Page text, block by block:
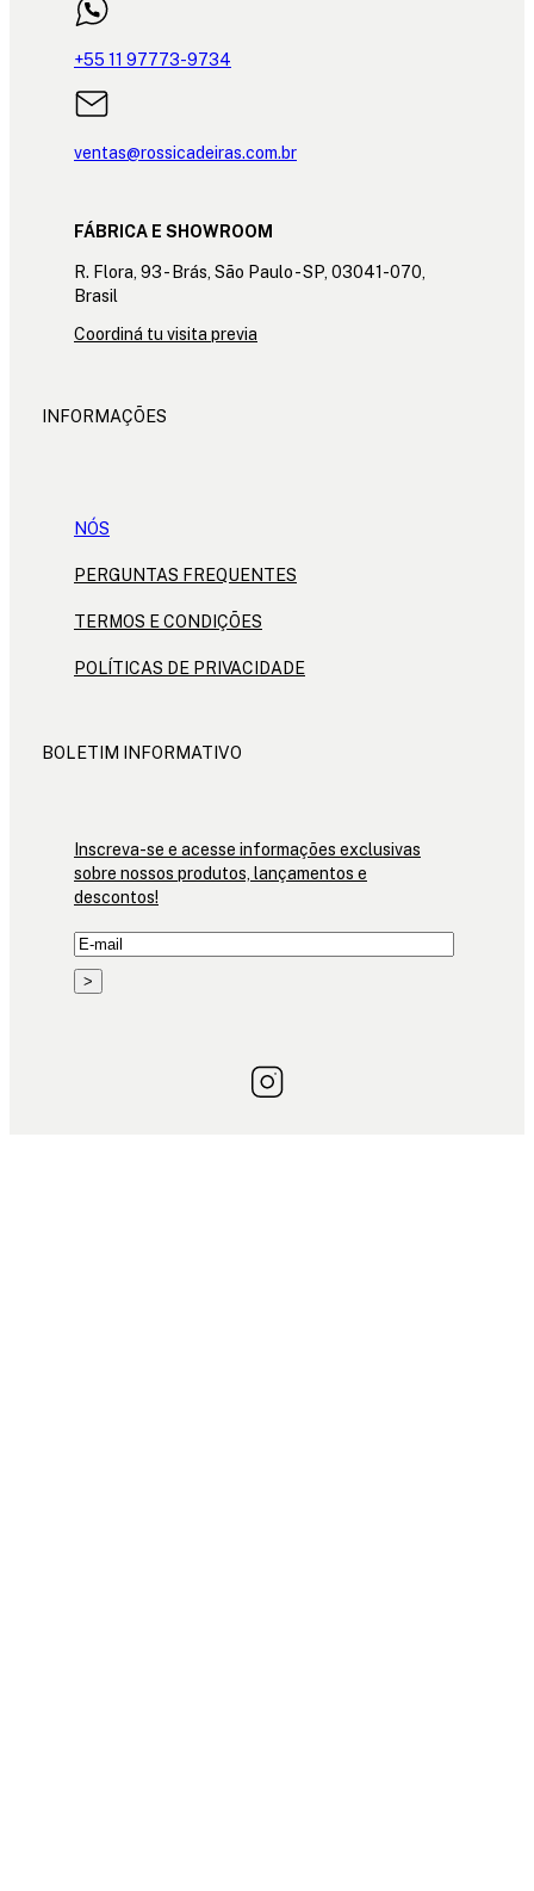
+55 11 97773-9734
ventas@rossicadeiras.com.br
FÁBRICA E SHOWROOM
R. Flora, 93 - Brás, São Paulo - SP, 03041-070,
Brasil
Coordiná tu visita previa
INFORMAÇÕES
NÓS
PERGUNTAS FREQUENTES
TERMOS E CONDIÇÕES
POLÍTICAS DE PRIVACIDADE
BOLETIM INFORMATIVO
Inscreva-se e acesse informações exclusivas
sobre nossos produtos, lançamentos e
descontos!
>